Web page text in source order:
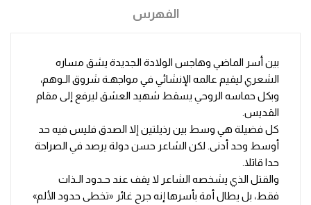
الفهرس
بين أسر الماضي وهاجس الولادة الجديدة يشق مساره
الشعري ليقيم عالمه الإنشائي في مواجهـة شروق الـوهم،
وبكل حماسه الروحي يسقط شهيد العشق ليرفع إلى مقام
القديس.
كل فضيلة هي وسط بين رذيلتين إلا الصدق فليس فيه حد
أوسط وحد أدنى. لكن الشاعر حسن دولة يرصد في الصراحة
حدا قاتلا.
والقتل الذي يشخصه الشاعر لا يقف عند حـدود الـذات
فقط، بل يطال أمة بأسرها إنه جرح غائر «تخطى حدود الألم»